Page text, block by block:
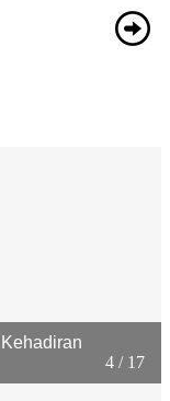
4 / 17